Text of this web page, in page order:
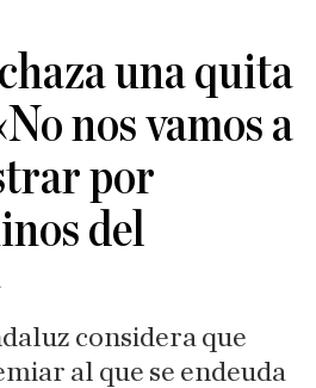
una quita
nos vamos a
por
del
considera que
al que se endeuda